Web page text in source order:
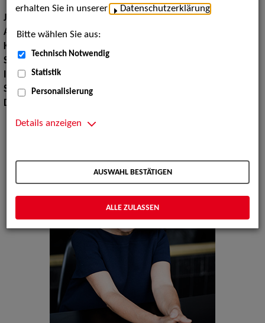
Jahrgang:
Augenfarbe:Braun
Körpergröße:
Stimmlage:
Mezzosopran
Instrument:Klavier
Sprachen:Deutsch, Englisch, Französisch
Dialekte:
erhalten Sie in unserer
Datenschutzerklärung
Bitte wählen Sie aus:
Technisch Notwendig
Statistik
Personalisierung
Details anzeigen
AUSWAHL BESTÄTIGEN
ALLE ZULASSEN